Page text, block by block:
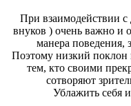
При взаимодействии с
внуков ) очень важно и
манера поведения,
Поэтому низкий поклон
тем, кто своими
сотворяют
Ублажить себя